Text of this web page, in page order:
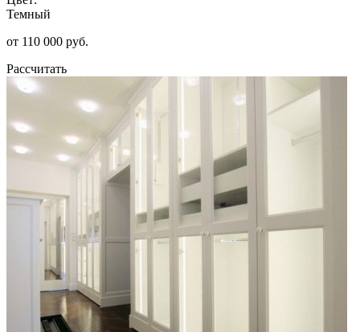
Темный
от 110 000 руб.
Рассчитать